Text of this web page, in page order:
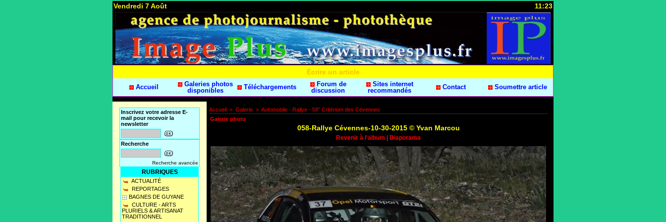
Vendredi 7 Août 11:23
Écrire un article
Accueil
Galeries photos
disponibles
Téléchargements
Forum de
discussion
Sites internet
recommandés
Contact Soumettre article
Inscrivez votre adresse E-
mail pour recevoir la
newsletter
Recherche
Recherche avancée
RUBRIQUES
ACTUALITÉ
REPORTAGES
BAGNES DE GUYANE
CULTURE - ARTS
PLURIELS & ARTISANAT
TRADITIONNEL
Accueil > Galerie > Automobile - Rallye - 58° Critérium des Cévennes
Galerie photo
058-Rallye Cévennes-10-30-2015 © Yvan Marcou
Revenir à l'album Diaporama